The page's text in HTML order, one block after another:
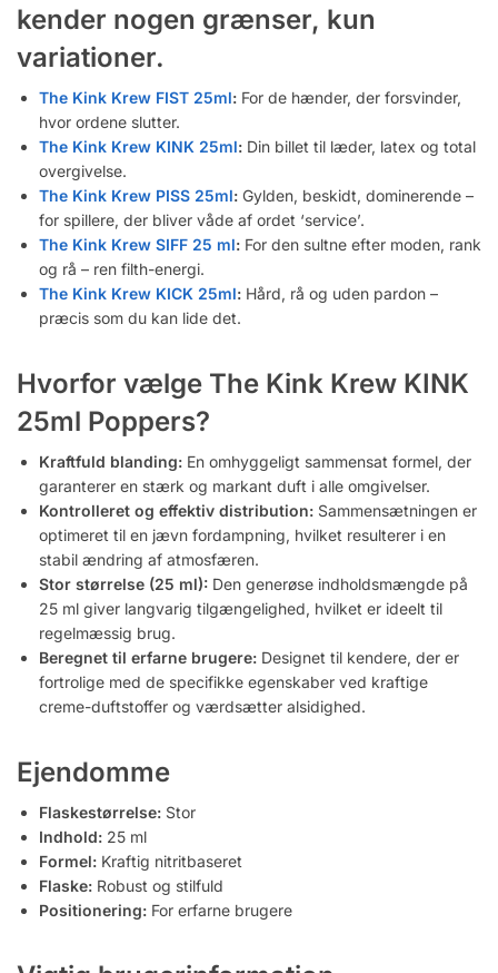
kender nogen grænser, kun
variationer.
The Kink Krew FIST 25ml: For de hænder, der forsvinder,
hvor ordene slutter.
The Kink Krew KINK 25ml: Din billet til læder, latex og total
overgivelse.
The Kink Krew PISS 25ml: Gylden, beskidt, dominerende –
for spillere, der bliver våde af ordet ‘service’.
The Kink Krew SIFF 25 ml: For den sultne efter moden, rank
og rå – ren filth-energi.
The Kink Krew KICK 25ml: Hård, rå og uden pardon –
præcis som du kan lide det.
Hvorfor vælge The Kink Krew KINK
25ml Poppers?
Kraftfuld blanding: En omhyggeligt sammensat formel, der
garanterer en stærk og markant duft i alle omgivelser.
Kontrolleret og effektiv distribution: Sammensætningen er
optimeret til en jævn fordampning, hvilket resulterer i en
stabil ændring af atmosfæren.
Stor størrelse (25 ml): Den generøse indholdsmængde på
25 ml giver langvarig tilgængelighed, hvilket er ideelt til
regelmæssig brug.
Beregnet til erfarne brugere: Designet til kendere, der er
fortrolige med de specifikke egenskaber ved kraftige
creme-duftstoffer og værdsætter alsidighed.
Ejendomme
Flaskestørrelse: Stor
Indhold: 25 ml
Formel: Kraftig nitritbaseret
Flaske: Robust og stilfuld
Positionering: For erfarne brugere